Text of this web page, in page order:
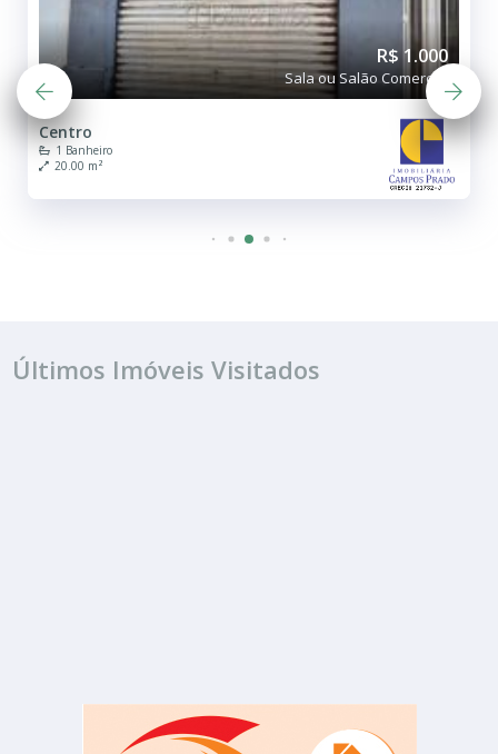
R$ 1.000
Sala ou Salão Comercial
Centro
1 Banheiro
20.00 m²
Últimos Imóveis Visitados